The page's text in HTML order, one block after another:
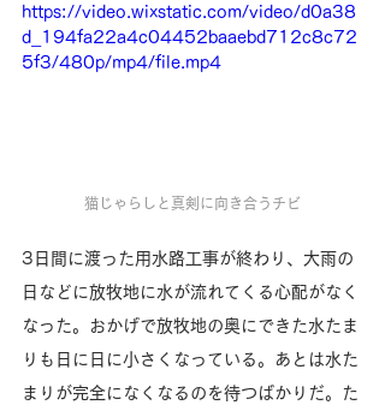
https://video.wixstatic.com/video/d0a38
d_194fa22a4c04452baaebd712c8c72
5f3/480p/mp4/file.mp4
猫じゃらしと真剣に向き合うチビ
3日間に渡った用水路工事が終わり、大雨の
日などに放牧地に水が流れてくる心配がなく
なった。おかげで放牧地の奥にできた水たま
りも日に日に小さくなっている。あとは水た
まりが完全になくなるのを待つばかりだ。た